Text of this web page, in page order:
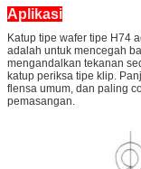
Aplikasi
Katup tipe wafer tipe H74
adalah untuk mencegah
mengandalkan tekanan
katup periksa tipe klip.
flensa umum, dan paling
pemasangan.